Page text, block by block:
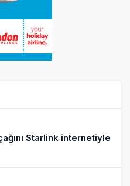
Starlink internetiyle